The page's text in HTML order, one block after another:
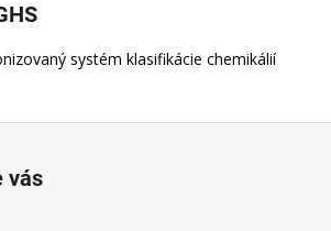
systém klasifikácie chemikálií
vás